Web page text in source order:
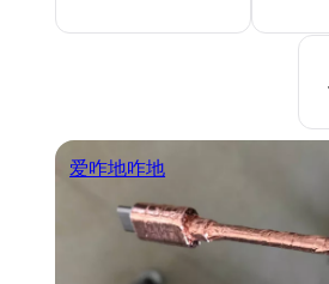
爱咋地咋地